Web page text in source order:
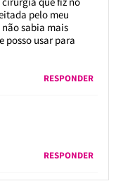
pelo meu
sabia mais
posso usar para
RESPONDER
RESPONDER